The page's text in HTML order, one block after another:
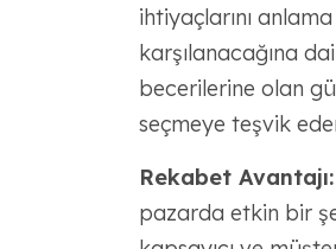
ihtiyaçlarını
karşılanacağına
becerilerine olan
seçmeye teşvik
Rekabet Avantajı:
pazarda etkin bir